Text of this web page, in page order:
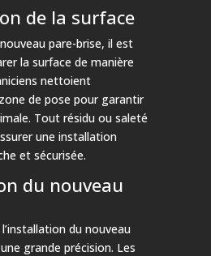
de la surface
pare-brise, il est
la surface de manière
nettoient
de pose pour garantir
Tout résidu ou saleté
une installation
et sécurisée.
du nouveau
du nouveau
grande précision. Les